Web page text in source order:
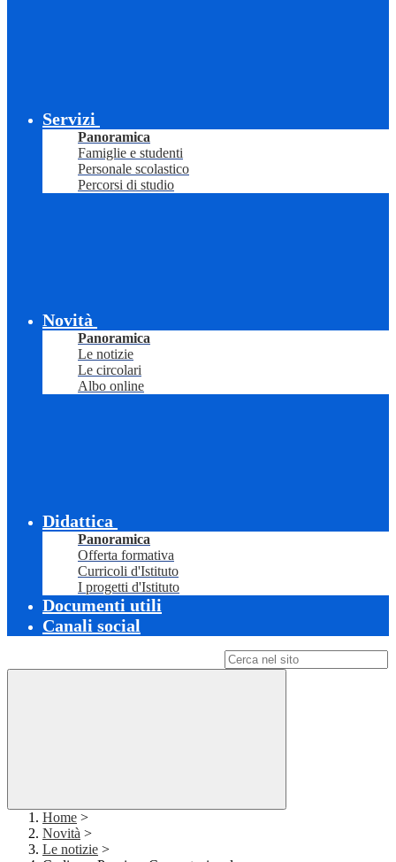
Servizi
Panoramica
Famiglie e studenti
Personale scolastico
Percorsi di studio
Novità
Panoramica
Le notizie
Le circolari
Albo online
Didattica
Panoramica
Offerta formativa
Curricoli d'Istituto
I progetti d'Istituto
Documenti utili
Canali social
Home >
Novità >
Le notizie >